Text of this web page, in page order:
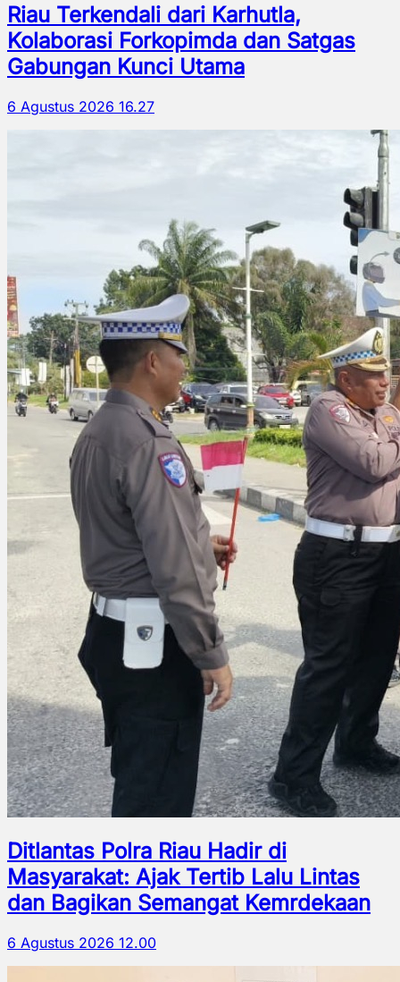
Riau Terkendali dari Karhutla,
Kolaborasi Forkopimda dan Satgas
Gabungan Kunci Utama
6 Agustus 2026 16.27
Ditlantas Polra Riau Hadir di
Masyarakat: Ajak Tertib Lalu Lintas
dan Bagikan Semangat Kemrdekaan
6 Agustus 2026 12.00